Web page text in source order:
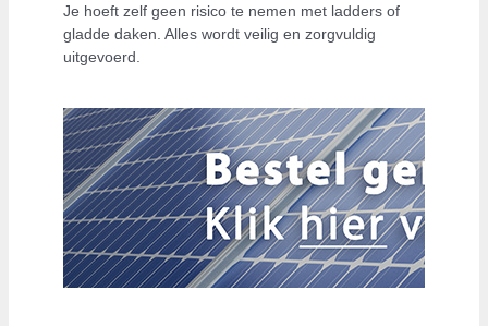
Je hoeft zelf geen risico te nemen met ladders of
gladde daken. Alles wordt veilig en zorgvuldig
uitgevoerd.